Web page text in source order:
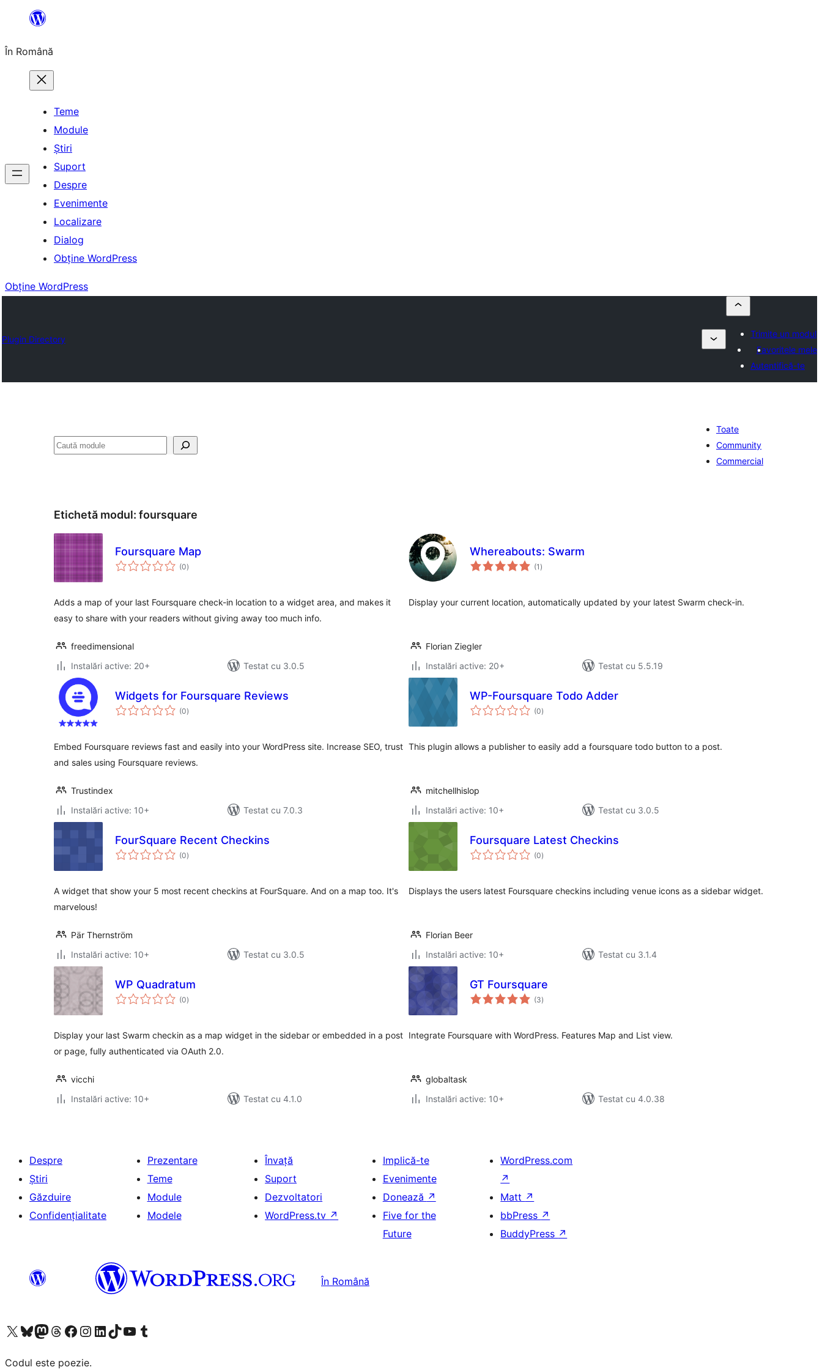
conținut
În Română
Teme
Module
Știri
Suport
Despre
Evenimente
Localizare
Dialog
Obține WordPress
Obține WordPress
Plugin Directory
Trimite un modul
Favoritele mele
Autentifică-te
Caută
Toate
Community
Commercial
Etichetă modul: foursquare
Foursquare Map
(0total
aprecieri
)
Adds a map of your last Foursquare check-in location to a widget area, and makes it
easy to share with your readers without giving away too much info.
freedimensional
Instalări active: 20+
Testat cu 3.0.5
Whereabouts: Swarm
(1 total
aprecieri
)
Display your current location, automatically updated by your latest Swarm check-in.
Florian Ziegler
Instalări active: 20+
Testat cu 5.5.19
Widgets for Foursquare Reviews
(0total
aprecieri
)
Embed Foursquare reviews fast and easily into your WordPress site. Increase SEO, trust
and sales using Foursquare reviews.
Trustindex
Instalări active: 10+
Testat cu 7.0.3
WP-Foursquare Todo Adder
(0total
aprecieri
)
This plugin allows a publisher to easily add a foursquare todo button to a post.
mitchellhislop
Instalări active: 10+
Testat cu 3.0.5
FourSquare Recent Checkins
(0total
aprecieri
)
A widget that show your 5 most recent checkins at FourSquare. And on a map too. It's
marvelous!
Pär Thernström
Instalări active: 10+
Testat cu 3.0.5
Foursquare Latest Checkins
(0total
aprecieri
)
Displays the users latest Foursquare checkins including venue icons as a sidebar widget.
Florian Beer
Instalări active: 10+
Testat cu 3.1.4
WP Quadratum
(0total
aprecieri
)
Display your last Swarm checkin as a map widget in the sidebar or embedded in a post
or page, fully authenticated via OAuth 2.0.
vicchi
Instalări active: 10+
Testat cu 4.1.0
GT Foursquare
(3total
aprecieri
)
Integrate Foursquare with WordPress. Features Map and List view.
globaltask
Instalări active: 10+
Testat cu 4.0.38
Despre
Știri
Găzduire
Confidențialitate
Prezentare
Teme
Module
Modele
Învață
Suport
Dezvoltatori
WordPress.tv ↗
Implică-te
Evenimente
Donează ↗
Five for the
Future
WordPress.com
↗
Matt ↗
bbPress ↗
BuddyPress ↗
În Română
Mergi la contul nostru X (fost Twitter)
Vizitează contul nostru Bluesky
Vizitează contul nostru Mastodon
Vizitează contul nostru Threads
Vizitează pagina noastră Facebook
Vizitează-ne pe Instagram
Vizitează-ne pe LinkedIn
Vizitează contul nostru TikTok
Vizitează canalul nostru YouTube
Vizitează contul nostru Tumblr
Codul este poezie.